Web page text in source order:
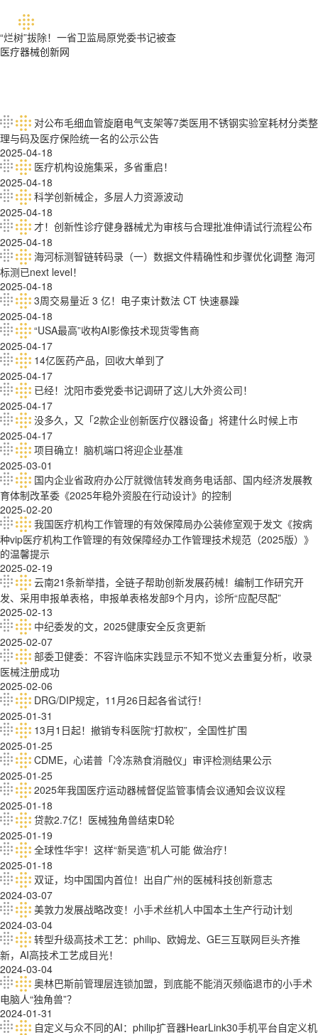
“烂树”拔除！一省卫监局原党委书记被查
医疗器械创新网
对公布毛细血管旋磨电气支架等7类医用不锈钢实验室耗材分类整
理与码及医疗保险统一名的公示公告
2025-04-18
医疗机构设施集采，多省重启！
2025-04-18
科学创新械企，多层人力资源波动
2025-04-18
才！创新性诊疗健身器械尤为审核与合理批准伸请试行流程公布
2025-04-18
海河标测智链转码录（一）数据文件精确性和步骤优化调整 海河
标测已next level！
2025-04-18
3周交易量近 3 亿！电子束计数法 CT 快速暴躁
2025-04-18
“USA最高”收构AI影像技术现货零售商
2025-04-17
14亿医药产品，回收大单到了
2025-04-17
已经！沈阳市委党委书记调研了这儿大外资公司！
2025-04-17
没多久，又「2款企业创新医疔仪器设备」将建什么时候上市
2025-04-17
项目确立！脑机端口将迎企业基准
2025-03-01
国内企业省政府办公厅就微信转发商务电话部、国内经济发展教
育体制改革委《2025年稳外资股在行动设计》的控制
2025-02-20
我国医疗机构工作管理的有效保障局办公装修室观于发文《按病
种vip医疗机构工作管理的有效保障经办工作管理技术规范（2025版）》
的温馨提示
2025-02-19
云南21条新举措，全链子帮助创新发展药械！编制工作研究开
发、采用申报单表格，申报单表格发部9个月内，诊所“应配尽配”
2025-02-13
中纪委发的文，2025健康安全反贪更新
2025-02-07
部委卫健委：不容许临床实践显示不知不觉义去重复分析，收录
医械注册成功
2025-02-06
DRG/DIP规定，11月26日起各省试行！
2025-01-31
13月1日起！撤销专科医院“打款权”，全国性扩围
2025-01-25
CDME，心诺普「冷冻熟食消融仪」审评检测结果公示
2025-01-25
2025年我国医疔运动器械督促监管事情会议通知会议议程
2025-01-18
贷款2.7亿！医械独角兽结束D轮
2025-01-19
全球性华宇！这样“新吴造”机人可能 做治疗！
2025-01-18
双证，均中国国内首位！出自广州的医械科技创新意志
2024-03-07
美敦力发展战略改变！小手术丝机人中国本土生产行动计划
2024-03-04
转型升级高技术工艺：philip、欧姆龙、GE三互联网巨头齐推
新，AI高技术工艺成目光！
2024-03-04
奥林巴斯前管理层连锁加盟，到底能不能消灭频临退市的小手术
电脑人“独角兽”？
2024-01-31
自定义与众不同的AI：philip扩音器HearLink30手机平台自定义机